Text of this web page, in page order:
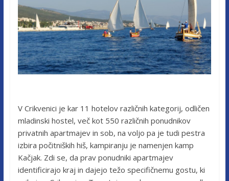
V Crikvenici je kar 11 hotelov različnih kategorij, odličen
mladinski hostel, več kot 550 različnih ponudnikov
privatnih apartmajev in sob, na voljo pa je tudi pestra
izbira počitniških hiš, kampiranju je namenjen kamp
Kačjak. Zdi se, da prav ponudniki apartmajev
identificirajo kraj in dajejo težo specifičnemu gostu, ki